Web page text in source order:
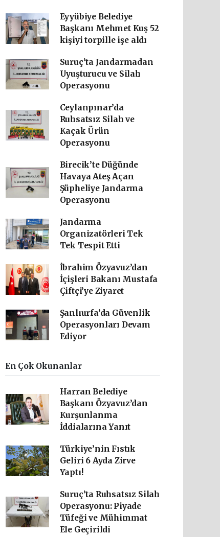
Eyyübiye Belediye
Başkanı Mehmet Kuş 52
kişiyi torpille işe aldı
Suruç’ta Jandarmadan
Uyuşturucu ve Silah
Operasyonu
Ceylanpınar’da
Ruhsatsız Silah ve
Kaçak Ürün
Operasyonu
Birecik’te Düğünde
Havaya Ateş Açan
Şüpheliye Jandarma
Operasyonu
Jandarma
Organizatörleri Tek
Tek Tespit Etti
İbrahim Özyavuz’dan
İçişleri Bakanı Mustafa
Çiftçi’ye Ziyaret
Şanlıurfa’da Güvenlik
Operasyonları Devam
Ediyor
En Çok Okunanlar
Harran Belediye
Başkanı Özyavuz’dan
Kurşunlanma
İddialarına Yanıt
Türkiye’nin Fıstık
Geliri 6 Ayda Zirve
Yaptı!
Suruç’ta Ruhsatsız Silah
Operasyonu: Piyade
Tüfeği ve Mühimmat
Ele Geçirildi